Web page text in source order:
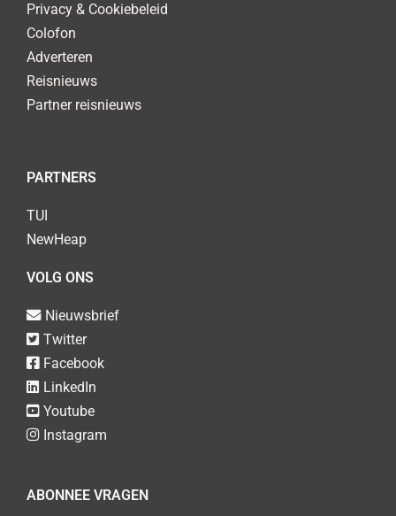
Privacy & Cookiebeleid
Colofon
Adverteren
Reisnieuws
Partner reisnieuws
PARTNERS
TUI
NewHeap
VOLG ONS
Nieuwsbrief
Twitter
Facebook
LinkedIn
Youtube
Instagram
ABONNEE VRAGEN